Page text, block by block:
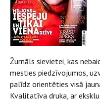
Žurnāls sievietei, kas
mesties piedzīvojumos,
palīdz orientēties visā
Kvalitatīva druka, ar